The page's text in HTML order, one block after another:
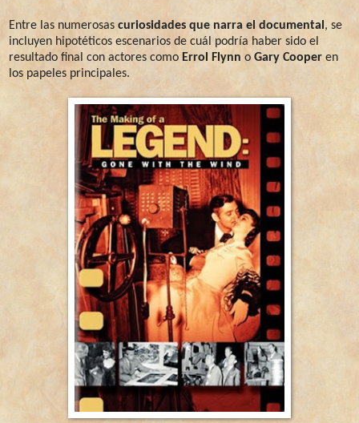
Entre las numerosas curiosidades que narra el documental , se
incluyen hipotéticos escenarios de cuál podría haber sido el
resultado final con actores como Errol Flynn o Gary Cooper en
los papeles principales.